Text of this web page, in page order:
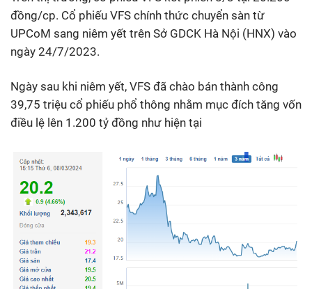
đồng/cp. Cổ phiếu VFS chính thức chuyển sàn từ
UPCoM sang niêm yết trên Sở GDCK Hà Nội (HNX) vào
ngày 24/7/2023.
Ngày sau khi niêm yết, VFS đã chào bán thành công
39,75 triệu cổ phiếu phổ thông nhằm mục đích tăng vốn
điều lệ lên 1.200 tỷ đồng như hiện tại